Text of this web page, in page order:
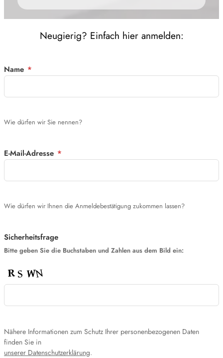
Neugierig? Einfach hier anmelden:
Name *
Wie dürfen wir Sie nennen?
E‑Mail-Adresse *
Wie dürfen wir Ihnen die Anmeldebestätigung zukommen lassen?
Sicherheitsfrage
Bitte geben Sie die Buchstaben und Zahlen aus dem Bild ein:
Nähere Informationen zum Schutz Ihrer personenbezogenen Daten
finden Sie in
unserer Datenschutzerklärung.